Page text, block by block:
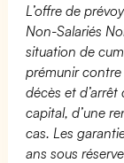
L’offre de
Non-Salariés
situation de
prémunir
décès et
capital, d’une
cas. Les
ans sous